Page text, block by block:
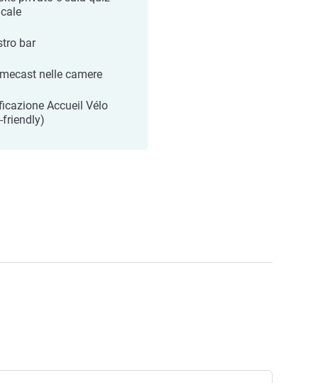
bar
nelle camere
Accueil Vélo
friendly)